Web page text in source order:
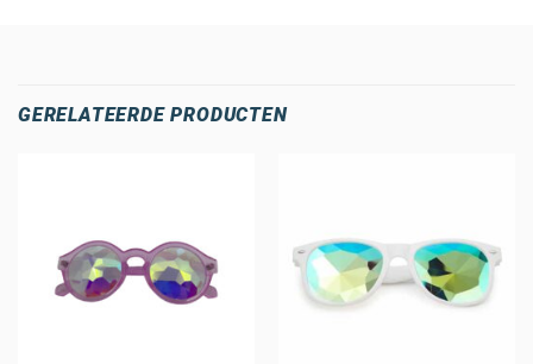
GERELATEERDE PRODUCTEN